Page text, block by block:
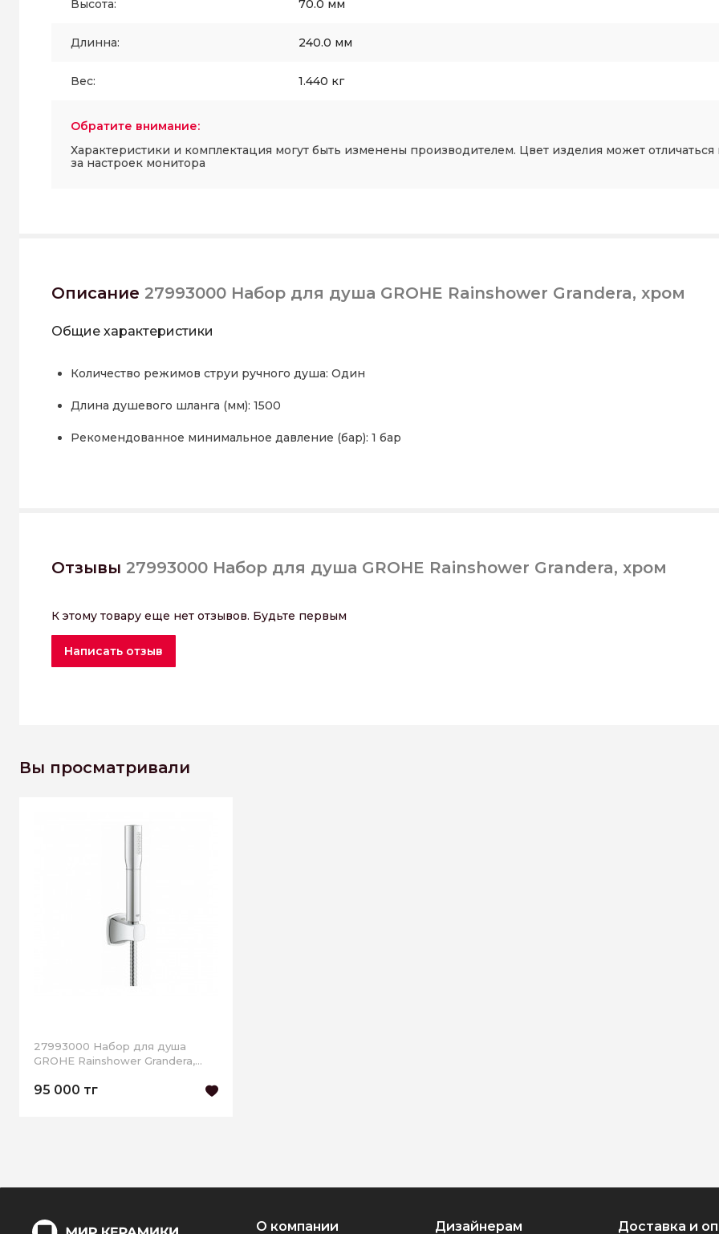
Высота: 70.0 мм
Длинна: 240.0 мм
Вес: 1.440 кг
Обратите внимание:
Характеристики и комплектация могут быть изменены производителем. Цвет изделия может отличаться
за настроек монитора
Описание 27993000 Набор для душа GROHE Rainshower Grandera, хром
Общие характеристики
Количество режимов струи ручного душа: Один
Длина душевого шланга (мм): 1500
Рекомендованное минимальное давление (бар): 1 бар
Отзывы 27993000 Набор для душа GROHE Rainshower Grandera, хром
К этому товару еще нет отзывов. Будьте первым
Написать отзыв
Вы просматривали
27993000 Набор для душа
GROHE Rainshower Grandera,
95 000 тг
О компании Дизайнерам Доставка и